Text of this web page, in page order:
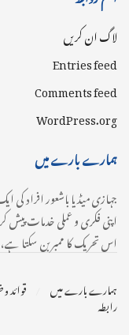
لاگ ان کریں
Entries feed
Comments feed
WordPress.org
ہمارے بارے میں
جہازی میڈیا باشعور افراد کی
اپنی فکری و عملی خدمات
اس تحریک کا ممبر بن سکتا
ہمارے بارے میں قوائد
رابطہ